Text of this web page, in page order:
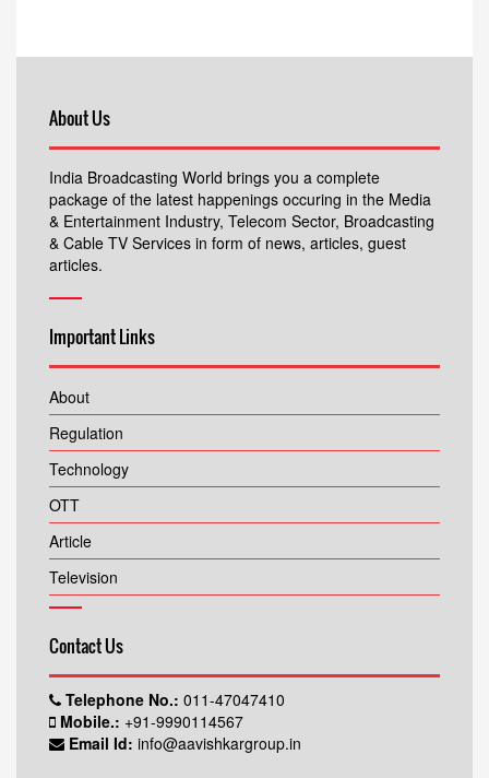
About Us
India Broadcasting World brings you a complete
package of the latest happenings occuring in the Media
& Entertainment Industry, Telecom Sector, Broadcasting
& Cable TV Services in form of news, articles, guest
articles.
Important Links
About
Regulation
Technology
OTT
Article
Television
Contact Us
Telephone No.: 011-47047410
Mobile.: +91-9990114567
Email Id: info@aavishkargroup.in